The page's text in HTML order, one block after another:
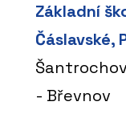
Základní
Čáslavské,
- Břevnov